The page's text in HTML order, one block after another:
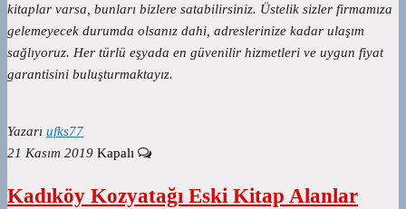
kitaplar varsa, bunları bizlere satabilirsiniz. Üstelik sizler firmamıza
gelemeyecek durumda olsanız dahi, adreslerinize kadar ulaşım
sağlıyoruz. Her türlü eşyada en güvenilir hizmetleri ve uygun fiyat
garantisini buluşturmaktayız.
Yazarı ufks77
21 Kasım 2019 Kapalı
Kadıköy Kozyatağı Eski Kitap Alanlar